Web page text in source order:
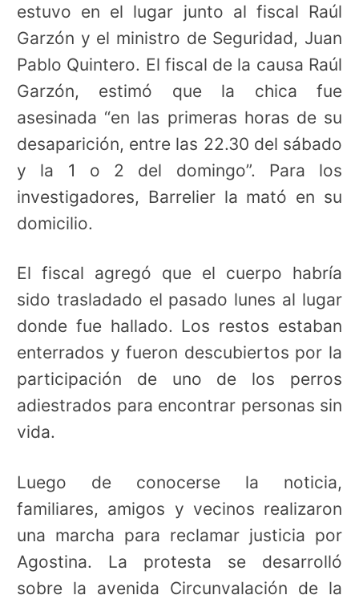
estuvo en el lugar junto al fiscal Raúl
Garzón y el ministro de Seguridad, Juan
Pablo Quintero. El fiscal de la causa Raúl
Garzón, estimó que la chica fue
asesinada “en las primeras horas de su
desaparición, entre las 22.30 del sábado
y la 1 o 2 del domingo”. Para los
investigadores, Barrelier la mató en su
domicilio.
El fiscal agregó que el cuerpo habría
sido trasladado el pasado lunes al lugar
donde fue hallado. Los restos estaban
enterrados y fueron descubiertos por la
participación de uno de los perros
adiestrados para encontrar personas sin
vida.
Luego de conocerse la noticia,
familiares, amigos y vecinos realizaron
una marcha para reclamar justicia por
Agostina. La protesta se desarrolló
sobre la avenida Circunvalación de la